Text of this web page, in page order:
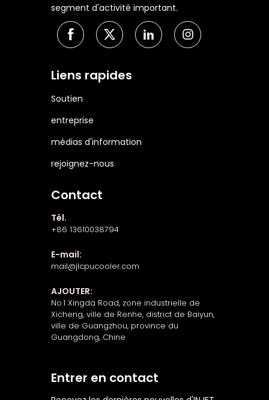
segment d'activité important.
Liens rapides
Soutien
entreprise
médias d'information
rejoignez-nous
Contact
Tél.
+86 13610038794
E-mail:
mail@jlcpucooler.com
AJOUTER:
No.1 Xingda Road, zone industrielle de
Xicheng, ville de Renhe, district de Baiyun,
ville de Guangzhou, province du
Guangdong, Chine
Entrer en contact